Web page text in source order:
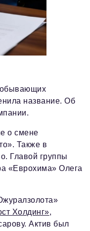
подписка
название. Об
о смене
Также в
Главой группы
«Еврохима» Олега
Холдинг»,
Актив был